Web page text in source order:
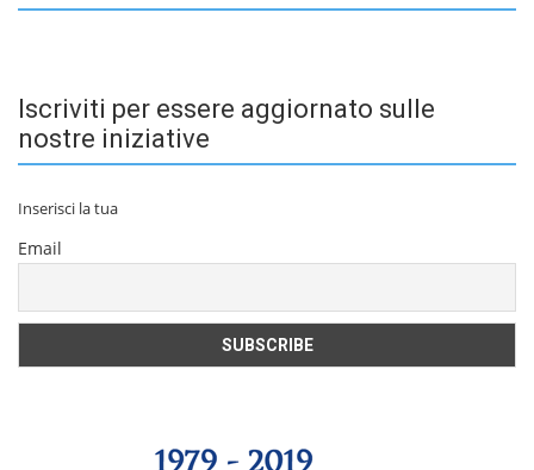
Iscriviti per essere aggiornato sulle
nostre iniziative
Inserisci la tua
Email